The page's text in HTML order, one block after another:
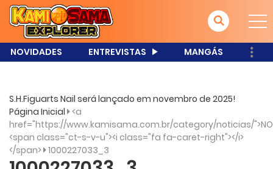
NOVIDADES ENTREVISTAS MANGÁS
S.H.Figuarts Nail será lançado em novembro de 2025!
Página Inicial <a
href="https://www.kamisama.com.br/category/noticias/
<span class="ct-s-v-u"><i class="fa fa-caret-right"></i>
</span> 1000227033_3